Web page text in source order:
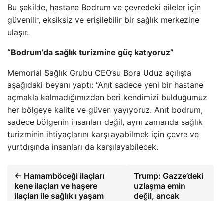
Bu şekilde, hastane Bodrum ve çevredeki aileler için
güvenilir, eksiksiz ve erişilebilir bir sağlık merkezine
ulaşır.
“Bodrum’da sağlık turizmine güç katıyoruz”
Memorial Sağlık Grubu CEO’su Bora Uduz açılışta
aşağıdaki beyanı yaptı: “Anıt sadece yeni bir hastane
açmakla kalmadığımızdan beri kendimizi bulduğumuz
her bölgeye kalite ve güven yayıyoruz. Anıt bodrum,
sadece bölgenin insanları değil, aynı zamanda sağlık
turizminin ihtiyaçlarını karşılayabilmek için çevre ve
yurtdışında insanları da karşılayabilecek.
← Hamamböceği ilaçları
kene ilaçları ve haşere
ilaçları ile sağlıklı yaşam
Trump: Gazze’deki
uzlaşma emin
değil, ancak